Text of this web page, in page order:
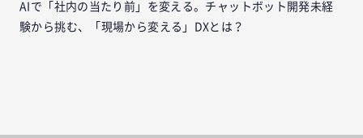
AIで「社内の当たり前」を変える。チャットボット開発未経
験から挑む、「現場から変える」DXとは？